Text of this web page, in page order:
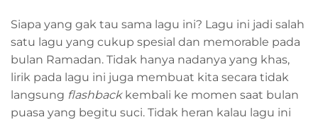
Siapa yang gak tau sama lagu ini? Lagu ini jadi salah
satu lagu yang cukup spesial dan memorable pada
bulan Ramadan. Tidak hanya nadanya yang khas,
lirik pada lagu ini juga membuat kita secara tidak
langsung flashbackkembali ke momen saat bulan
puasa yang begitu suci. Tidak heran kalau lagu ini